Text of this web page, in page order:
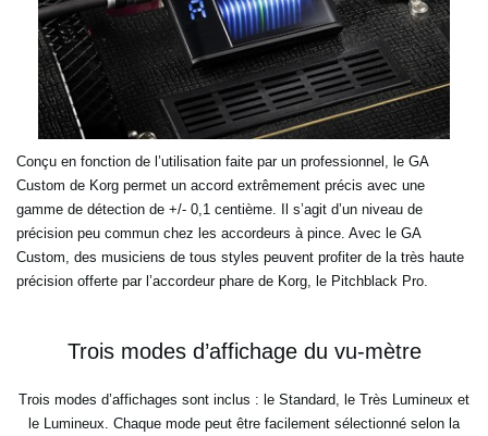
Conçu en fonction de l’utilisation faite par un professionnel, le GA
Custom de Korg permet un accord extrêmement précis avec une
gamme de détection de +/- 0,1 centième. Il s’agit d’un niveau de
précision peu commun chez les accordeurs à pince. Avec le GA
Custom, des musiciens de tous styles peuvent profiter de la très haute
précision offerte par l’accordeur phare de Korg, le Pitchblack Pro.
Trois modes d’affichage du vu-mètre
Trois modes d’affichages sont inclus : le Standard, le Très Lumineux et
le Lumineux. Chaque mode peut être facilement sélectionné selon la